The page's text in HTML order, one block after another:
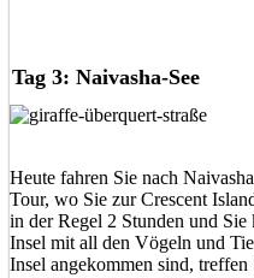
Tag 3: Naivasha-See
Heute fahren Sie nach
Tour, wo Sie zur Crescent
in der Regel 2 Stunden und
Insel mit all den Vögeln und
Insel angekommen sind,